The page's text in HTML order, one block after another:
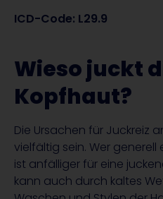
ICD-Code: L29.9
Wieso juckt
Kopfhaut?
Die Ursachen für Juckreiz
vielfältig sein. Wer generell
ist anfälliger für eine
kann auch durch kaltes